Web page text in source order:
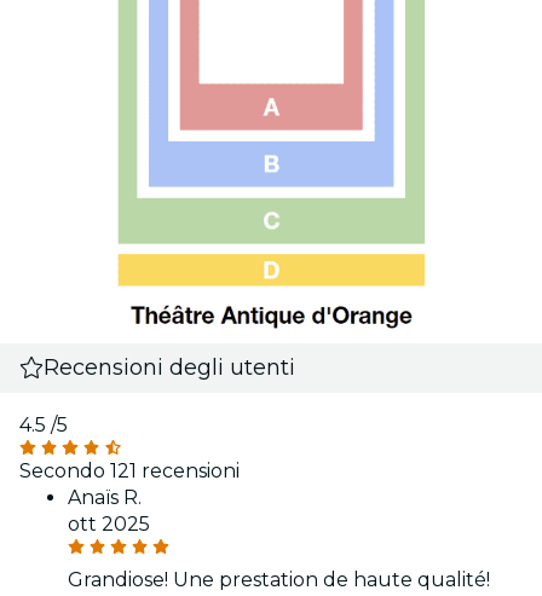
Recensioni degli utenti
4.5 /5
Secondo 121 recensioni
Anaïs R.
ott 2025
Grandiose! Une prestation de haute qualité!